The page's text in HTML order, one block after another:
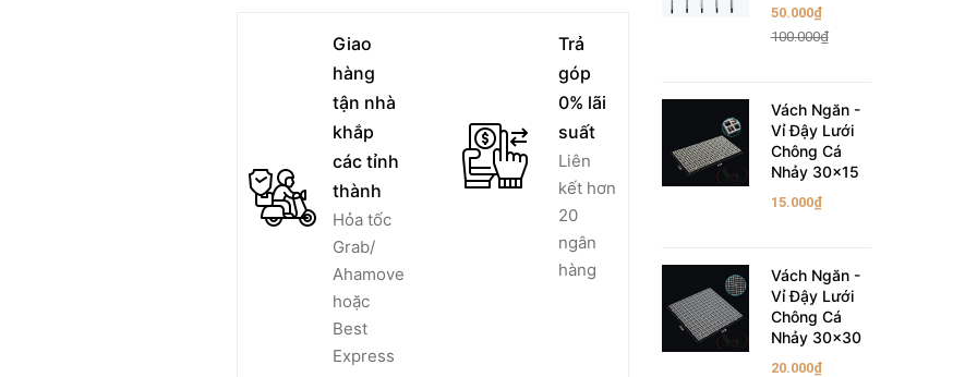
Giao
hàng
tận nhà
khắp
các tỉnh
thành
Hỏa tốc
Grab/
Ahamove
hoặc
Best
Express
Trả
góp
0% lãi
suất
Liên
kết hơn
20
ngân
hàng
50.000₫
100.000₫
Vách Ngăn -
Vỉ Đậy Lưới
Chông Cá
Nhảy 30x15
15.000₫
Vách Ngăn -
Vỉ Đậy Lưới
Chông Cá
Nhảy 30x30
20.000₫